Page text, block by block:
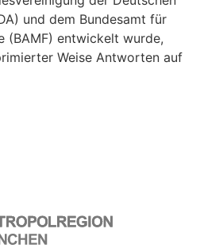
und dem Bundesamt für
(BAMF) entwickelt wurde,
Weise Antworten auf